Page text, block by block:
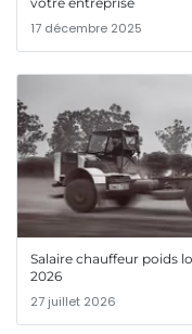
17 décembre 2025
Salaire chauffeur poids
2026
27 juillet 2026